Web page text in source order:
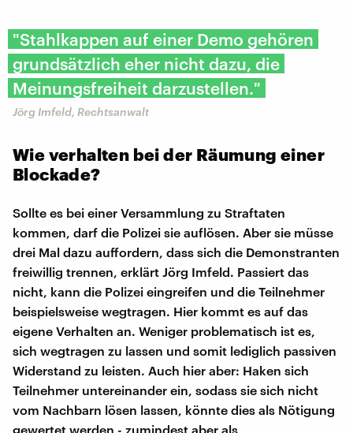
"Stahlkappen auf einer Demo gehören
grundsätzlich eher nicht dazu, die
Meinungsfreiheit darzustellen."
Jörg Imfeld, Rechtsanwalt
Wie verhalten bei der Räumung einer
Blockade?
Sollte es bei einer Versammlung zu Straftaten
kommen, darf die Polizei sie auflösen. Aber sie müsse
drei Mal dazu auffordern, dass sich die Demonstranten
freiwillig trennen, erklärt Jörg Imfeld. Passiert das
nicht, kann die Polizei eingreifen und die Teilnehmer
beispielsweise wegtragen. Hier kommt es auf das
eigene Verhalten an. Weniger problematisch ist es,
sich wegtragen zu lassen und somit lediglich passiven
Widerstand zu leisten. Auch hier aber: Haken sich
Teilnehmer untereinander ein, sodass sie sich nicht
vom Nachbarn lösen lassen, könnte dies als Nötigung
gewertet werden - zumindest aber als